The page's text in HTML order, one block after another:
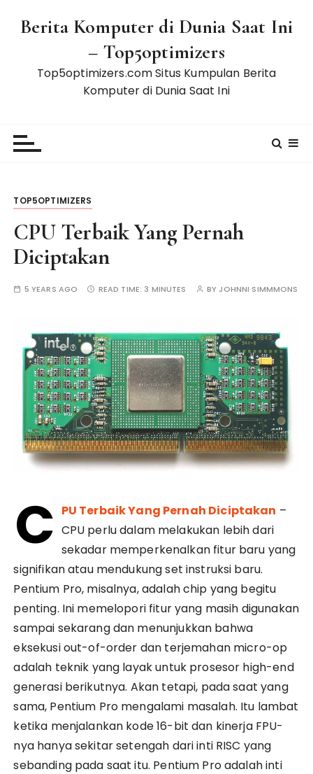
Berita Komputer di Dunia Saat Ini
– Top5optimizers
Top5optimizers.com Situs Kumpulan Berita
Komputer di Dunia Saat Ini
TOP5OPTIMIZERS
CPU Terbaik Yang Pernah
Diciptakan
5 YEARS AGO READ TIME: 3 MINUTES BY JOHNNI SIMMMONS
C PU Terbaik Yang Pernah Diciptakan –
CPU perlu dalam melakukan lebih dari
sekadar memperkenalkan fitur baru yang
signifikan atau mendukung set instruksi baru.
Pentium Pro, misalnya, adalah chip yang begitu
penting. Ini memelopori fitur yang masih digunakan
sampai sekarang dan menunjukkan bahwa
eksekusi out-of-order dan terjemahan micro-op
adalah teknik yang layak untuk prosesor high-end
generasi berikutnya. Akan tetapi, pada saat yang
sama, Pentium Pro mengalami masalah. Itu lambat
ketika menjalankan kode 16-bit dan kinerja FPU-
nya hanya sekitar setengah dari inti RISC yang
sebanding pada saat itu. Pentium Pro adalah inti